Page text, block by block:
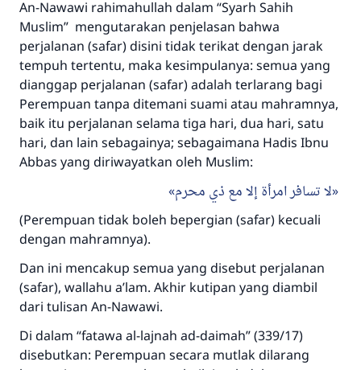
An-Nawawi rahimahullah dalam “Syarh Sahih
Muslim” mengutarakan penjelasan bahwa
perjalanan (safar) disini tidak terikat dengan jarak
tempuh tertentu, maka kesimpulanya: semua yang
dianggap perjalanan (safar) adalah terlarang bagi
Perempuan tanpa ditemani suami atau mahramnya,
baik itu perjalanan selama tiga hari, dua hari, satu
hari, dan lain sebagainya; sebagaimana Hadis Ibnu
Abbas yang diriwayatkan oleh Muslim:
لا تسافر امرأة إلا مع ذي محرم
(Perempuan tidak boleh bepergian (safar) kecuali
dengan mahramnya).
Dan ini mencakup semua yang disebut perjalanan
(safar), wallahu a’lam. Akhir kutipan yang diambil
dari tulisan An-Nawawi.
Di dalam “fatawa al-lajnah ad-daimah” (339/17)
disebutkan: Perempuan secara mutlak dilarang
Jawaban no. 110845
menyelamatkan pernikahan.
Bantu kami dalam memberikan jawaban untuk umat
"Siapa yang menunjukkan suatu kebaikan,
meka dia akan mendapatkan pahala yang
sama dengan orang yang melakukannya"
MUSLIM, 1893